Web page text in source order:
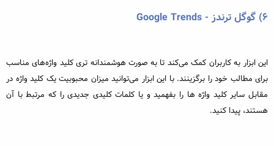
۶) گوگل ترندز - Google Trends
این ابزار به کاربران کمک می‌کند تا به صورت هوشمندانه تری کلید واژه‌های مناسب
برای مطالب خود را برگزینند. با این ابزار می‌توانید میزان محبوبیت یک کلید واژه در
مقابل سایر کلید واژه ها را بفهمید و یا کلمات کلیدی جدیدی را که مرتبط با آن
هستند، پیدا کنید.